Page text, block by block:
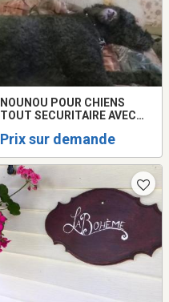
NOUNOU POUR CHIENS
TOUT SECURITAIRE AVEC
SUR 24 SUR PLACE. 20ANS
Prix sur demande